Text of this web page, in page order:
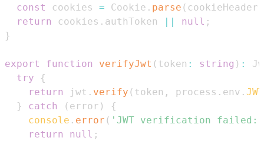
const
cookies = Cookie . parse ( cookieHeader
return
cookies . authToken null ;
}
export function verifyJwt ( token : string ) :
try
{
return
jwt . verify ( token , process . env .
}
catch ( error )
{
console . error ( 'JWT verification failed:'
return
null ;